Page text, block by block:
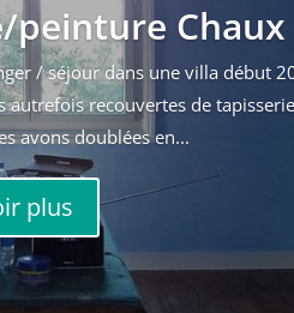
peinture Chaux
/ séjour dans une villa début
recouvertes de
avons doublées en...
plus